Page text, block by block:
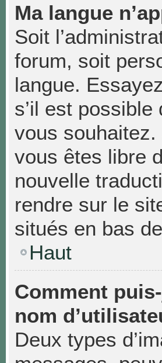
Ma langue
Soit
forum, soit
langue.
s’il est possible
vous souhaitez.
vous êtes libre
nouvelle
rendre sur le
situés en bas
Haut
Comment
nom
Deux types